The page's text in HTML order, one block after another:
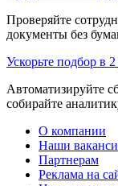
Проверяйте
документы без
Ускорьте подбор в
Автоматизируйте
собирайте
О компании
Наши
Партнерам
Реклама на